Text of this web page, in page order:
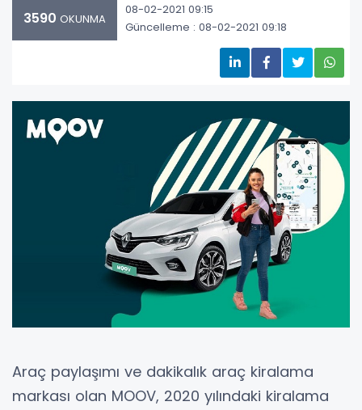
3590 OKUNMA
08-02-2021 09:15
Güncelleme : 08-02-2021 09:18
Araç paylaşımı ve dakikalık araç kiralama
markası olan MOOV, 2020 yılındaki kiralama